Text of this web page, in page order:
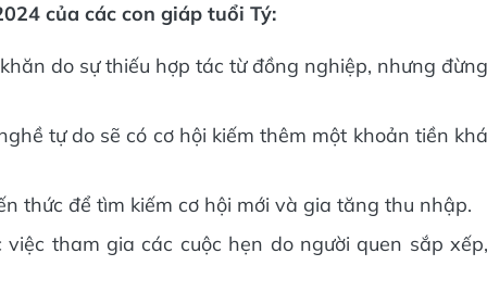
của các con giáp tuổi Tý:
do sự thiếu hợp tác từ đồng nghiệp, nhưng đừng
tự do sẽ có cơ hội kiếm thêm một khoản tiền khá
thức để tìm kiếm cơ hội mới và gia tăng thu nhập.
tham gia các cuộc hẹn do người quen sắp xếp,